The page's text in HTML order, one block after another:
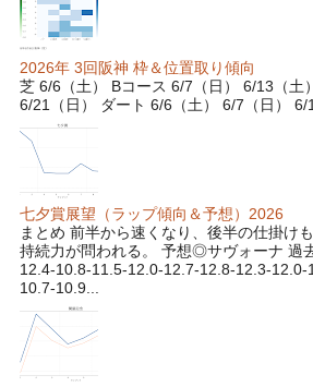
2026年 3回阪神 枠＆位置取り傾向
芝 6/6（土） Bコース 6/7（日） 6/13（土
6/21（日） ダート 6/6（土） 6/7（日） 6/
七夕賞展望（ラップ傾向＆予想）2026
まとめ 前半から速くなり、後半の仕掛け
持続力が問われる。 予想◎サヴォーナ 過
12.4-10.8-11.5-12.0-12.7-12.8-12.3-
10.7-10.9...